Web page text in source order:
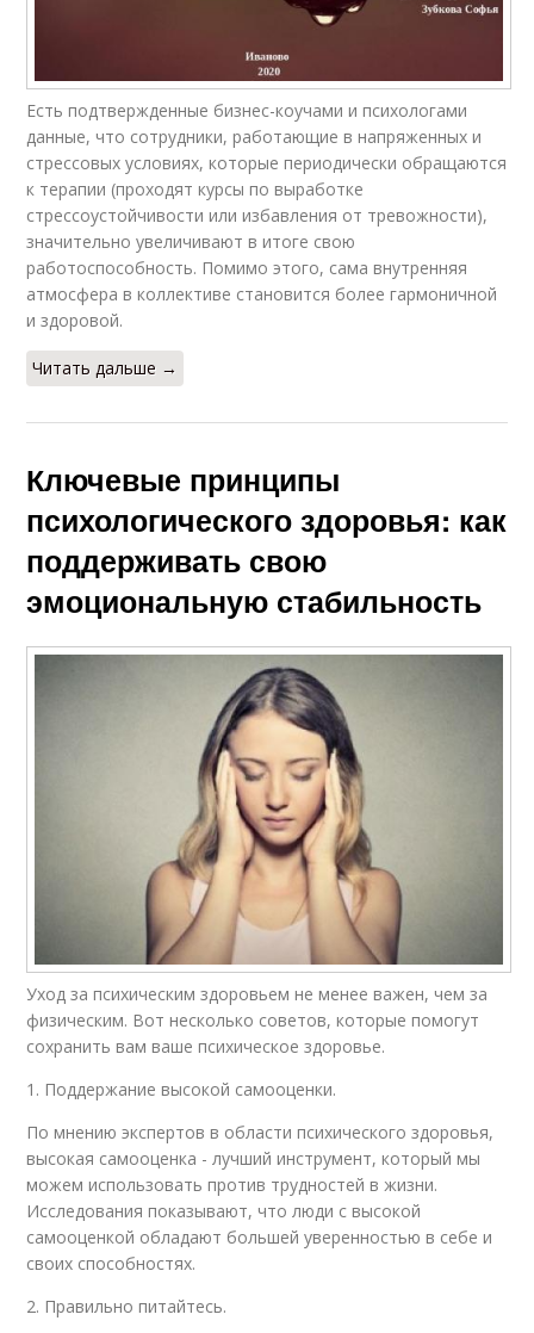
Есть подтвержденные бизнес-коучами и психологами
данные, что сотрудники, работающие в напряженных и
стрессовых условиях, которые периодически обращаются
к терапии (проходят курсы по выработке
стрессоустойчивости или избавления от тревожности),
значительно увеличивают в итоге свою
работоспособность. Помимо этого, сама внутренняя
атмосфера в коллективе становится более гармоничной
и здоровой.
Читать дальше →
Ключевые принципы
психологического здоровья: как
поддерживать свою
эмоциональную стабильность
Уход за психическим здоровьем не менее важен, чем за
физическим. Вот несколько советов, которые помогут
сохранить вам ваше психическое здоровье.
1. Поддержание высокой самооценки.
По мнению экспертов в области психического здоровья,
высокая самооценка - лучший инструмент, который мы
можем использовать против трудностей в жизни.
Исследования показывают, что люди с высокой
самооценкой обладают большей уверенностью в себе и
своих способностях.
2. Правильно питайтесь.